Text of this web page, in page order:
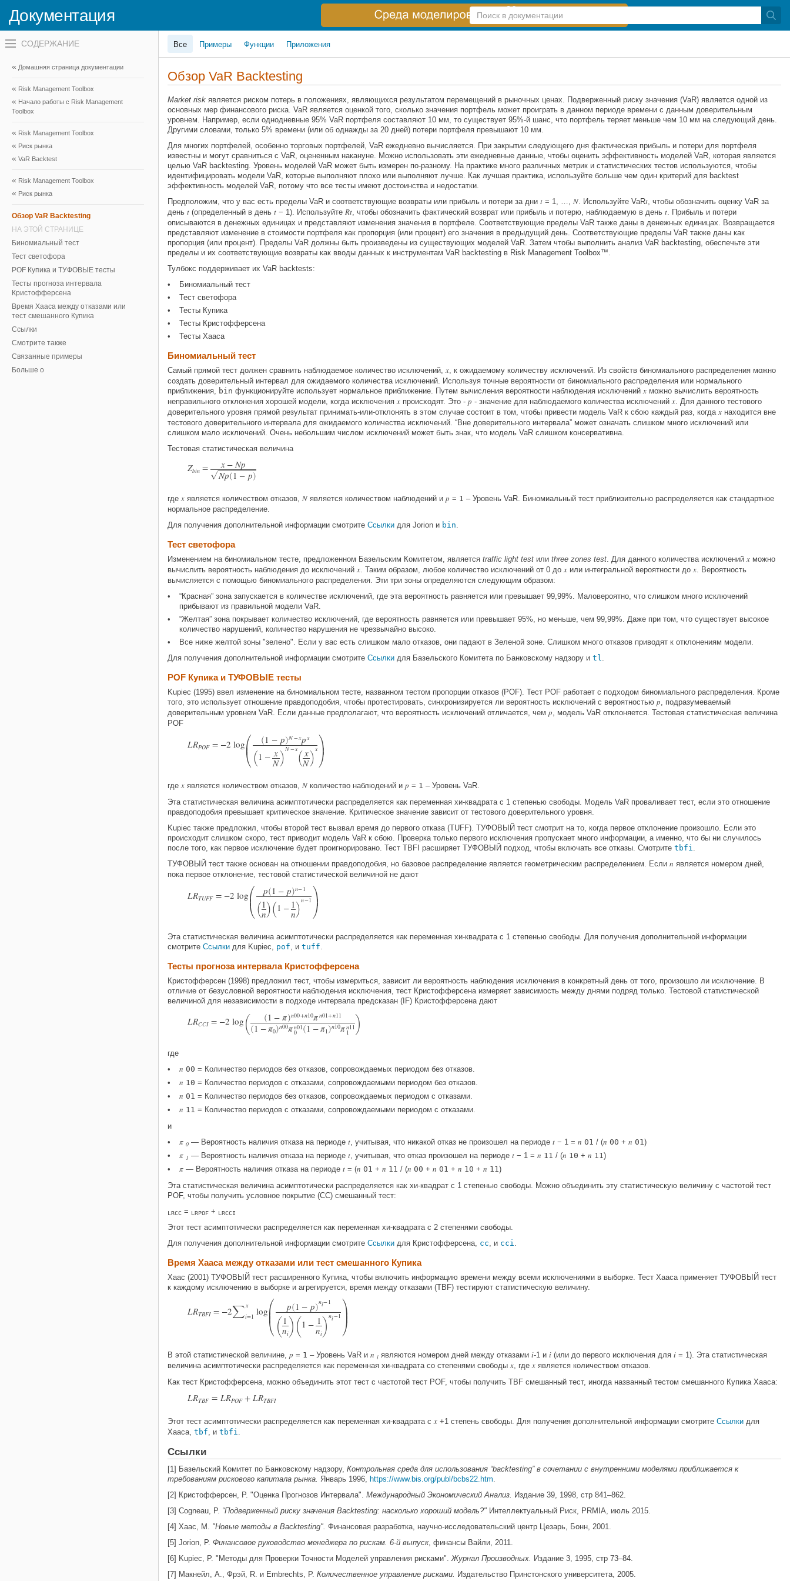
Документация
Справка
по
Переключатель
навигационного
вне
холста
навигационного
меню
вне
Домашняя страница документации
Risk Management Toolbox
Начало работы с Risk Management
Toolbox
Risk Management Toolbox
Риск рынка
VaR Backtest
Risk Management Toolbox
Риск рынка
Обзор VaR Backtesting
НА ЭТОЙ СТРАНИЦЕ
Биномиальный тест
Тест светофора
POF Купика и ТУФОВЫЕ тесты
Тесты прогноза интервала
Кристофферсена
Время Хааса между отказами или
тест смешанного Купика
Ссылки
Смотрите также
Связанные примеры
Больше о
Все Примеры Функции Приложения
Обзор VaR Backtesting
Market risk является риском потерь в положениях, являющихся результатом перемещений в рыночных ценах. Подверженный риску значения (VaR) является одной из
основных мер финансового риска. VaR является оценкой того, сколько значения портфель может проиграть в данном периоде времени с данным доверительным
уровнем. Например, если однодневные 95% VaR портфеля составляют 10 мм, то существует 95%-й шанс, что портфель теряет меньше чем 10 мм на следующий день.
Другими словами, только 5% времени (или об однажды за 20 дней) потери портфеля превышают 10 мм.
Для многих портфелей, особенно торговых портфелей, VaR ежедневно вычисляется. При закрытии следующего дня фактическая прибыль и потери для портфеля
известны и могут сравниться с VaR, оцененным накануне. Можно использовать эти ежедневные данные, чтобы оценить эффективность моделей VaR, которая является
целью VaR backtesting. Уровень моделей VaR может быть измерен по-разному. На практике много различных метрик и статистических тестов используются, чтобы
идентифицировать модели VaR, которые выполняют плохо или выполняют лучше. Как лучшая практика, используйте больше чем один критерий для backtest
эффективность моделей VaR, потому что все тесты имеют достоинства и недостатки.
Предположим, что у вас есть пределы VaR и соответствующие возвраты или прибыль и потери за дни t = 1, …, N. Используйте VaRt, чтобы обозначить оценку VaR за
день t (определенный в день t − 1). Используйте Rt, чтобы обозначить фактический возврат или прибыль и потерю, наблюдаемую в день t. Прибыль и потери
описываются в денежных единицах и представляют изменения значения в портфеле. Соответствующие пределы VaR также даны в денежных единицах. Возвращается
представляют изменение в стоимости портфеля как пропорция (или процент) его значения в предыдущий день. Соответствующие пределы VaR также даны как
пропорция (или процент). Пределы VaR должны быть произведены из существующих моделей VaR. Затем чтобы выполнить анализ VaR backtesting, обеспечьте эти
пределы и их соответствующие возвраты как вводы данных к инструментам VaR backtesting в Risk Management Toolbox™.
Тулбокс поддерживает их VaR backtests:
Биномиальный тест
Тест светофора
Тесты Купика
Тесты Кристофферсена
Тесты Хааса
Биномиальный тест
Самый прямой тест должен сравнить наблюдаемое количество исключений,x, к ожидаемому количеству исключений. Из свойств биномиального распределения можно
создать доверительный интервал для ожидаемого количества исключений. Используя точные вероятности от биномиального распределения или нормального
приближения, bin функционируйте использует нормальное приближение. Путем вычисления вероятности наблюдения исключенийx можно вычислить вероятность
неправильного отклонения хорошей модели, когда исключенияx происходят. Это - p - значение для наблюдаемого количества исключенийx. Для данного тестового
доверительного уровня прямой результат принимать-или-отклонять в этом случае состоит в том, чтобы привести модель VaR к сбою каждый раз, когдаx находится вне
тестового доверительного интервала для ожидаемого количества исключений. “Вне доверительного интервала” может означать слишком много исключений или
слишком мало исключений. Очень небольшим числом исключений может быть знак, что модель VaR слишком консервативна.
Тестовая статистическая величина
Zbin = x−Np
GNp(1− p)
гдеx является количеством отказов, Nявляется количеством наблюдений и p = 1 – Уровень VaR. Биномиальный тест приблизительно распределяется как стандартное
нормальное распределение.
Для получения дополнительной информации смотрите Ссылки для Jorion и bin.
Тест светофора
Изменением на биномиальном тесте, предложенном Базельским Комитетом, является traffic light test или three zones test. Для данного количества исключенийx можно
вычислить вероятность наблюдения до исключенийx. Таким образом, любое количество исключений от 0 доx или интегральной вероятности доx. Вероятность
вычисляется с помощью биномиального распределения. Эти три зоны определяются следующим образом:
“Красная” зона запускается в количестве исключений, где эта вероятность равняется или превышает 99,99%. Маловероятно, что слишком много исключений
прибывают из правильной модели VaR.
“Желтая” зона покрывает количество исключений, где вероятность равняется или превышает 95%, но меньше, чем 99,99%. Даже при том, что существует высокое
количество нарушений, количество нарушения не чрезвычайно высоко.
Все ниже желтой зоны "зелено". Если у вас есть слишком мало отказов, они падают в Зеленой зоне. Слишком много отказов приводят к отклонениям модели.
Для получения дополнительной информации смотрите Ссылки для Базельского Комитета по Банковскому надзору и tl.
POF Купика и ТУФОВЫЕ тесты
Kupiec (1995) ввел изменение на биномиальном тесте, названном тестом пропорции отказов (POF). Тест POF работает с подходом биномиального распределения. Кроме
того, это использует отношение правдоподобия, чтобы протестировать, синхронизируется ли вероятность исключений с вероятностью p, подразумеваемый
доверительным уровнем VaR. Если данные предполагают, что вероятность исключений отличается, чем p, модель VaR отклоняется. Тестовая статистическая величина
POF
LRPOF = −2 log


(1 − p)N−xpx
(1 − x
N)N−x(x
N)x 

гдеx является количеством отказов, Nколичество наблюдений и p = 1 – Уровень VaR.
Эта статистическая величина асимптотически распределяется как переменная хи-квадрата с 1 степенью свободы. Модель VaR проваливает тест, если это отношение
правдоподобия превышает критическое значение. Критическое значение зависит от тестового доверительного уровня.
Kupiec также предложил, чтобы второй тест вызвал время до первого отказа (TUFF). ТУФОВЫЙ тест смотрит на то, когда первое отклонение произошло. Если это
происходит слишком скоро, тест приводит модель VaR к сбою. Проверка только первого исключения пропускает много информации, а именно, что бы ни случилось
после того, как первое исключение будет проигнорировано. Тест TBFI расширяет ТУФОВЫЙ подход, чтобы включать все отказы. Смотрите tbfi.
ТУФОВЫЙ тест также основан на отношении правдоподобия, но базовое распределение является геометрическим распределением. Если n является номером дней,
пока первое отклонение, тестовой статистической величиной не дают
LRTUFF = −2 log


p(1 − p)n−1
(1
n)(1 − 1
n)n−1 

Эта статистическая величина асимптотически распределяется как переменная хи-квадрата с 1 степенью свободы. Для получения дополнительной информации
смотрите Ссылки для Kupiec, pof, и tuff.
Тесты прогноза интервала Кристофферсена
Кристофферсен (1998) предложил тест, чтобы измериться, зависит ли вероятность наблюдения исключения в конкретный день от того, произошло ли исключение. В
отличие от безусловной вероятности наблюдения исключения, тест Кристофферсена измеряет зависимость между днями подряд только. Тестовой статистической
величиной для независимости в подходе интервала предсказан (IF) Кристофферсена дают
LRCCI = −2 log( (1 −π)n00+n10πn01+n11
(1 −π0)n00πn01
0 (1 −π1)n10πn11
1 )
где
n 00 = Количество периодов без отказов, сопровождаемых периодом без отказов.
n 10 = Количество периодов с отказами, сопровождаемыми периодом без отказов.
n 01 = Количество периодов без отказов, сопровождаемых периодом с отказами.
n 11 = Количество периодов с отказами, сопровождаемыми периодом с отказами.
и
π 0 — Вероятность наличия отказа на периоде t, учитывая, что никакой отказ не произошел на периоде t − 1 = n 01 / (n 00 + n 01)
π 1 — Вероятность наличия отказа на периоде t, учитывая, что отказ произошел на периоде t − 1 = n 11 / (n 10 + n 11)
π — Вероятность наличия отказа на периоде t = (n 01 + n 11 / (n 00 + n 01 + n 10 + n 11)
Эта статистическая величина асимптотически распределяется как хи-квадрат с 1 степенью свободы. Можно объединить эту статистическую величину с частотой тест
POF, чтобы получить условное покрытие (CC) смешанный тест:
LRCC = LRPOF + LRCCI
Этот тест асимптотически распределяется как переменная хи-квадрата с 2 степенями свободы.
Для получения дополнительной информации смотрите Ссылки для Кристофферсена, cc, и cci.
Время Хааса между отказами или тест смешанного Купика
Хаас (2001) ТУФОВЫЙ тест расширенного Купика, чтобы включить информацию времени между всеми исключениями в выборке. Тест Хааса применяет ТУФОВЫЙ тест
к каждому исключению в выборке и агрегируется, время между отказами (TBF) тестируют статистическую величину.
LRTBFI = −2x
i=1 log


p(1 − p)
ni−1
(1
ni)(1 − 1
ni)ni−1 

В этой статистической величине, p = 1 – Уровень VaR и n i являются номером дней между отказами i-1 и i (или до первого исключения для i = 1). Эта статистическая
величина асимптотически распределяется как переменная хи-квадрата со степенями свободыx, гдеx является количеством отказов.
Как тест Кристофферсена, можно объединить этот тест с частотой тест POF, чтобы получить TBF смешанный тест, иногда названный тестом смешанного Купика Хааса:
LRTBF = LRPOF +LRTBFI
Этот тест асимптотически распределяется как переменная хи-квадрата сx +1 степень свободы. Для получения дополнительной информации смотрите Ссылки для
Хааса, tbf, и tbfi.
Ссылки
[1] Базельский Комитет по Банковскому надзору, Контрольная среда для использования “backtesting” в сочетании с внутренними моделями приближается к
требованиям рискового капитала рынка. Январь 1996, https://www.bis.org/publ/bcbs22.htm.
[2] Кристофферсен, P. "Оценка Прогнозов Интервала". Международный Экономический Анализ. Издание 39, 1998, стр 841–862.
[3] Cogneau, P. “Подверженный риску значения Backtesting: насколько хороший модель?" Интеллектуальный Риск, PRMIA, июль 2015.
[4] Хаас, M. "Новые методы в Backtesting". Финансовая разработка, научно-исследовательский центр Цезарь, Бонн, 2001.
[5] Jorion, P. Финансовое руководство менеджера по рискам. 6-й выпуск, финансы Вайли, 2011.
[6] Kupiec, P. "Методы для Проверки Точности Моделей управления рисками".Журнал Производных. Издание 3, 1995, стр 73–84.
[7] Макнейл, A., Фрэй, R. и Embrechts, P. Количественное управление рисками. Издательство Принстонского университета, 2005.